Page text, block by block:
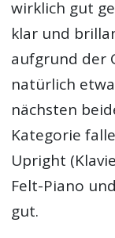
wirklich gut
klar und
aufgrund der
natürlich
nächsten
Kategorie
Upright
Felt-Piano
gut.